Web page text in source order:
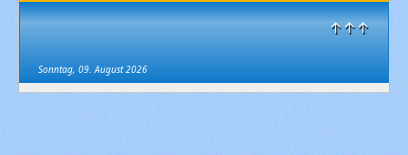
↑↑↑
Sonntag, 09. August 2026